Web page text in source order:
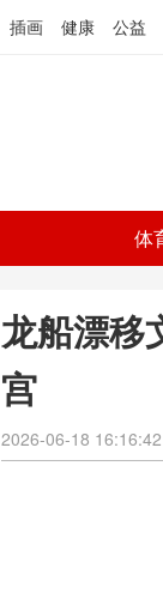
插画 健康 公益
体
龙船漂移
宫
2026-06-18 16:16:42